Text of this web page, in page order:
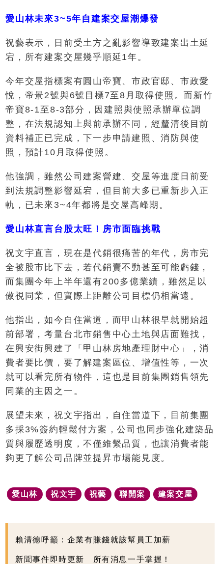
愛山林未來3~5年自建案交屋潮爆發
祝藝表示，日前受土方之亂影響導致建案出土延
宕，所有建案交屋幾乎順延1年。
今年交屋指標案有圓山帝寶、市政官邸、市政愛
悅，帝景2號與6號目標7至8月取得使照。而新竹
帝寶8-1至8-3部分，因建照與使照承辦單位調
整，在法規認知上與前承辦不同，經釐清後目前
資料補正已完成，下一步申請建照、消防與使
照，預計10月取得使照。
他強調，雖然公司建案營建、交屋等進度日前受
到法規調整影響延宕，但目前大多已重新步入正
軌，已未來3~4年都將是交屋高峰期。
愛山林直言台股太旺！房市面臨挑戰
祝文宇直言，現在是代銷很痛苦的年代，房市完
全被股市比下去，若代銷賣不動甚至可能虧錢，
而集團今年上半年還有200多億業績，雖然足以
傲視同業，但實際上距離公司目標仍相當遠。
他指出，如今自住當道，而甲山林很早就開始超
前部署，考量台北市銷售中心土地與店面難找，
在興安街興建了「甲山林房地產理財中心」，消
費者要比價，要了解建案區位、增值性等，一次
就可以看完所有物件，這也是目前集團銷售領先
同業的主因之一。
展望未來，祝文宇指出，自住當道下，目前集團
多採3%簽約輕鬆付方案，公司也同步強化建築品
質與履歷透明度，不僅維繫品質，也讓消費者能
夠更了解公司品牌並提昇市場能見度。
愛山林 祝文宇 祝藝 聯開案 建案交屋
賴清德呼籲：企業有賺錢就該幫員工加薪
新聞事件即時更新 所有消息一手掌握！